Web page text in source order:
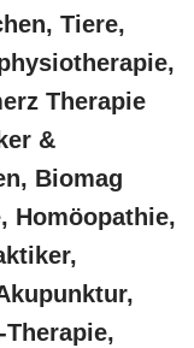
Tiere,
Therapie
&
Biomag
‎Homöopathie,